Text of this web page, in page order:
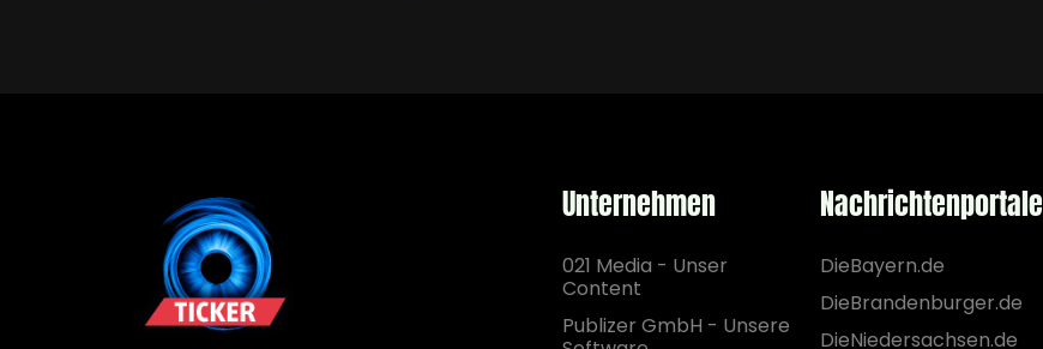
Unternehmen
021 Media - Unser
Content
Publizer GmbH - Unsere
Nachrichtenportale
DieBayern.de
DieBrandenburger.de
DieNiedersachsen.de